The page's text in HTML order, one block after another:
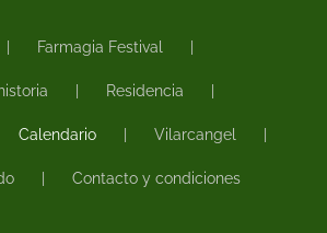
Farmagia Festival
Residencia
Calendario Vilarcangel
Contacto y condiciones